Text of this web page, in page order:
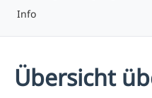
Info
Übersicht